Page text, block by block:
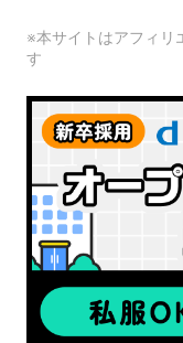
※本サイトはアフィリ
す